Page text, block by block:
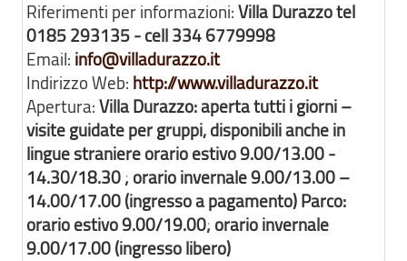
Riferimenti per informazioni:Villa Durazzo tel
0185 293135 - cell 334 6779998
Email: info@villadurazzo.it
Indirizzo Web: http://www.villadurazzo.it
Apertura:Villa Durazzo: aperta tutti i giorni –
visite guidate per gruppi, disponibili anche in
lingue straniere orario estivo 9.00/13.00 -
14.30/18.30 ; orario invernale 9.00/13.00 –
14.00/17.00 (ingresso a pagamento) Parco:
orario estivo 9.00/19.00; orario invernale
9.00/17.00 (ingresso libero)